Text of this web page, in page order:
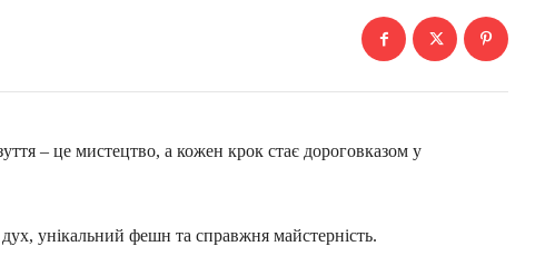
– це мистецтво, а кожен крок стає дороговказом у
унікальний фешн та справжня майстерність.